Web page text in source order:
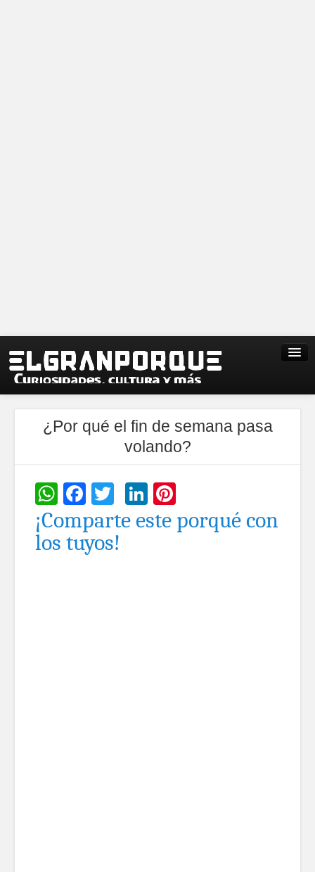
¿Por qué el fin de semana pasa
volando?
WhatsApp
Facebook
TwitterLinkedIn
¡Comparte este porqué con
los tuyos!